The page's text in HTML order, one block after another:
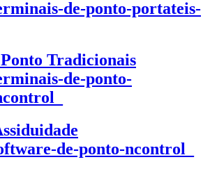
Tradicionais